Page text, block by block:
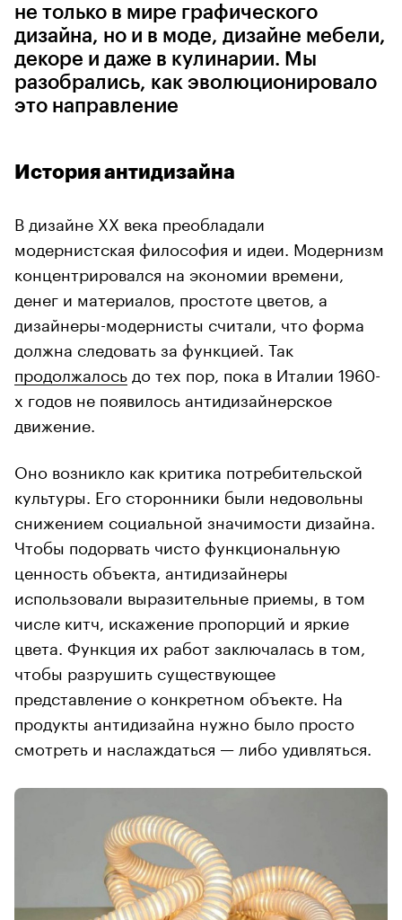
не только в мире графического
дизайна, но и в моде, дизайне мебели,
декоре и даже в кулинарии. Мы
разобрались, как эволюционировало
это направление
История антидизайна
В дизайне XX века преобладали
модернистская философия и идеи. Модернизм
концентрировался на экономии времени,
денег и материалов, простоте цветов, а
дизайнеры-модернисты считали, что форма
должна следовать за функцией. Так
продолжалось до тех пор, пока в Италии 1960-
х годов не появилось антидизайнерское
движение.
Оно возникло как критика потребительской
культуры. Его сторонники были недовольны
снижением социальной значимости дизайна.
Чтобы подорвать чисто функциональную
ценность объекта, антидизайнеры
использовали выразительные приемы, в том
числе китч, искажение пропорций и яркие
цвета. Функция их работ заключалась в том,
чтобы разрушить существующее
представление о конкретном объекте. На
продукты антидизайна нужно было просто
смотреть и наслаждаться — либо удивляться.